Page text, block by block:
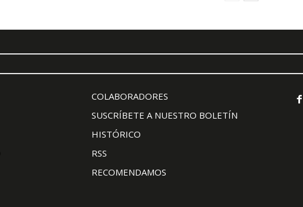
COLABORADORES
SUSCRÍBETE A NUESTRO BOLETÍN
HISTÓRICO
RSS
RECOMENDAMOS